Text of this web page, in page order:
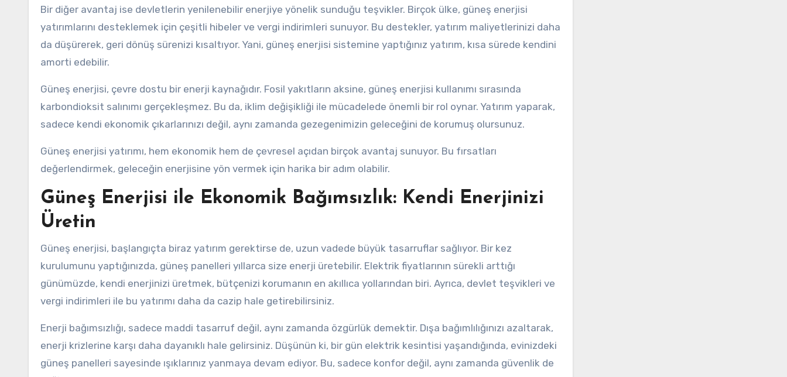
Bir diğer avantaj ise devletlerin yenilenebilir enerjiye yönelik sunduğu teşvikler. Birçok ülke, güneş enerjisi
yatırımlarını desteklemek için çeşitli hibeler ve vergi indirimleri sunuyor. Bu destekler, yatırım maliyetlerinizi daha
da düşürerek, geri dönüş sürenizi kısaltıyor. Yani, güneş enerjisi sistemine yaptığınız yatırım, kısa sürede kendini
amorti edebilir.
Güneş enerjisi, çevre dostu bir enerji kaynağıdır. Fosil yakıtların aksine, güneş enerjisi kullanımı sırasında
karbondioksit salınımı gerçekleşmez. Bu da, iklim değişikliği ile mücadelede önemli bir rol oynar. Yatırım yaparak,
sadece kendi ekonomik çıkarlarınızı değil, aynı zamanda gezegenimizin geleceğini de korumuş olursunuz.
Güneş enerjisi yatırımı, hem ekonomik hem de çevresel açıdan birçok avantaj sunuyor. Bu fırsatları
değerlendirmek, geleceğin enerjisine yön vermek için harika bir adım olabilir.
Güneş Enerjisi ile Ekonomik Bağımsızlık: Kendi Enerjinizi
Üretin
Güneş enerjisi, başlangıçta biraz yatırım gerektirse de, uzun vadede büyük tasarruflar sağlıyor. Bir kez
kurulumunu yaptığınızda, güneş panelleri yıllarca size enerji üretebilir. Elektrik fiyatlarının sürekli arttığı
günümüzde, kendi enerjinizi üretmek, bütçenizi korumanın en akıllıca yollarından biri. Ayrıca, devlet teşvikleri ve
vergi indirimleri ile bu yatırımı daha da cazip hale getirebilirsiniz.
Enerji bağımsızlığı, sadece maddi tasarruf değil, aynı zamanda özgürlük demektir. Dışa bağımlılığınızı azaltarak,
enerji krizlerine karşı daha dayanıklı hale gelirsiniz. Düşünün ki, bir gün elektrik kesintisi yaşandığında, evinizdeki
güneş panelleri sayesinde ışıklarınız yanmaya devam ediyor. Bu, sadece konfor değil, aynı zamanda güvenlik de